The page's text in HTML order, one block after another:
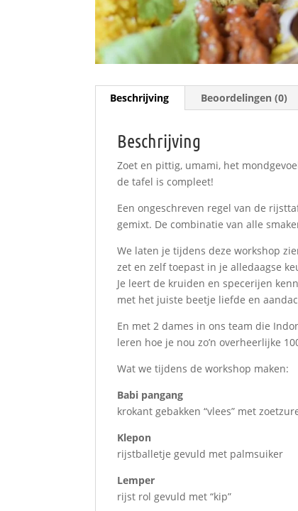
Beschrijving Beoordelingen (0)
Beschrijving
Zoet en pittig, umami, het
de tafel is compleet!
Een ongeschreven regel van de
gemixt. De combinatie van alle
We laten je tijdens deze workshop
zet en zelf toepast in je alledaagse
Je leert de kruiden en specerijen
met het juiste beetje liefde en
En met 2 dames in ons team die
leren hoe je nou zo’n overheerlijke
Wat we tijdens de workshop maken:
Babi pangang
krokant gebakken “vlees” met
Klepon
rijstballetje gevuld met palmsuiker
Lemper
rijst rol gevuld met “kip”